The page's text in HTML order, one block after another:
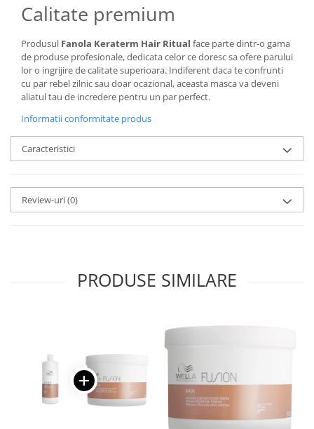
Calitate premium
Produsul Fanola Keraterm Hair Ritual face parte dintr-o gama
de produse profesionale, dedicata celor ce doresc sa ofere parului
lor o ingrijire de calitate superioara. Indiferent daca te confrunti
cu par rebel zilnic sau doar ocazional, aceasta masca va deveni
aliatul tau de incredere pentru un par perfect.
Informatii conformitate produs
Caracteristici
Review-uri(0)
PRODUSE SIMILARE